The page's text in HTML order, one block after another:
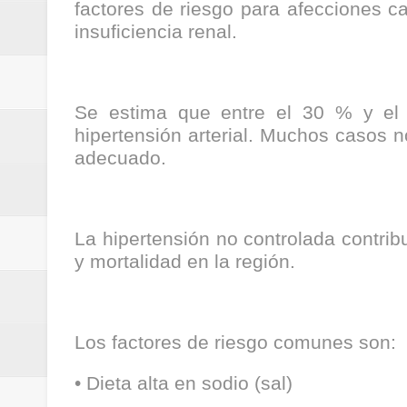
ReGioNetNoticias /
ReGionetNoticias /
ReGioNetNoticias- MEDELLIN /
ReGionetNoticias / REPORTE
Regionetnoticias / En solo dos
transferencias prevista para los
factores de riesgo para afecciones
insuficiencia renal.
Se estima que entre el 30 % y el
hipertensión arterial. Muchos casos
adecuado.
La hipertensión no controlada
y mortalidad en la región.
Los factores de riesgo comunes son:
• Dieta alta en sodio (sal)